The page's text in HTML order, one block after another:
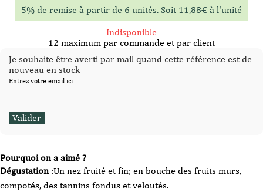
Pourquoi on a aimé ?
Dégustation :Un nez fruité et fin; en bouche des fruits murs,
compotés, des tannins fondus et veloutés.
5% de remise à partir de 6 unités. Soit 11,88€ à l'unité
Indisponible
12 maximum par commande et par client
Je souhaite être averti par mail quand cette référence est de
nouveau en stock
Entrez votre email ici